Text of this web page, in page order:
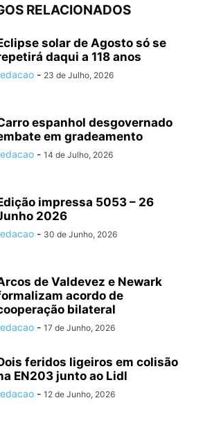
RELACIONADOS
solar de Agosto só se
daqui a 118 anos
- 23 de Julho, 2026
espanhol desgovernado
em gradeamento
- 14 de Julho, 2026
impressa 5053 – 26
2026
- 30 de Junho, 2026
de Valdevez e Newark
acordo de
bilateral
- 17 de Junho, 2026
feridos ligeiros em colisão
EN203 junto ao Lidl
- 12 de Junho, 2026